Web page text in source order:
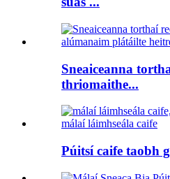
Sneaiceanna
thriomaithe...
Púitsí caife taobh